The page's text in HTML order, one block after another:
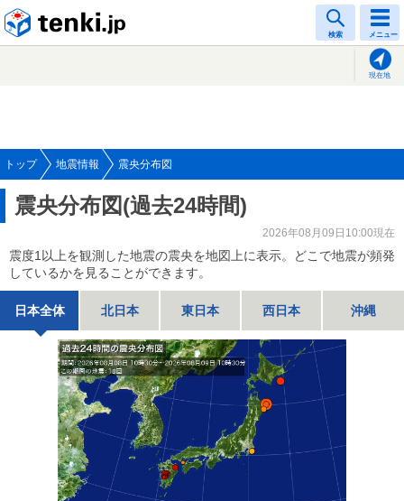
検索 メニュー
現在地
トップ 地震情報 震央分布図
震央分布図(過去24時間)
2026年08月09日10:00現在
震度1以上を観測した地震の震央を地図上に表示。どこで地震が頻発
しているかを見ることができます。
日本全体 北日本 東日本 西日本 沖縄